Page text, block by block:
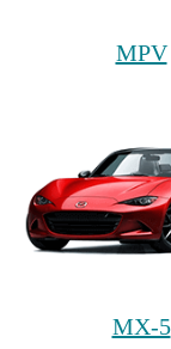
MPV
MX-5